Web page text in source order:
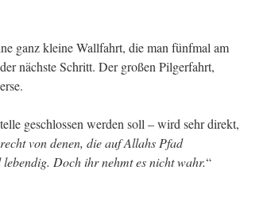
ganz kleine Wallfahrt, die man fünfmal am
nächste Schritt. Der großen Pilgerfahrt,
geschlossen werden soll – wird sehr direkt,
von denen, die auf Allahs Pfad
Doch ihr nehmt es nicht wahr.“